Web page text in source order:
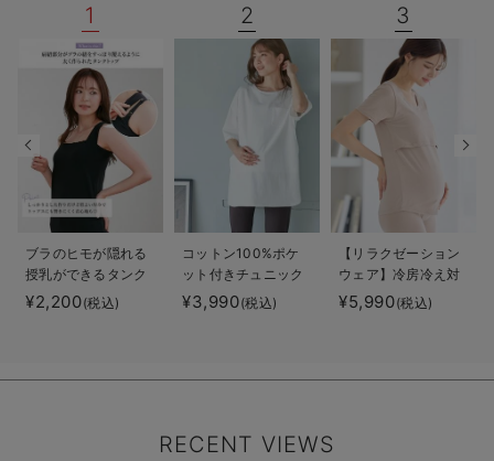
1
ブラのヒモが隠れる
授乳ができるタンク
トップ 抗菌防臭
綿混モダール
¥2,200(税込)
2
コットン100%ポケ
ット付きチュニック
トップス マタニテ
ィ・授乳服【出産後
¥3,990(税込)
3
【リラクゼーション
ウェア】冷房冷え対
策 保温＆リカバリ
ーサポート
efe×ANGELIEBEコ
¥5,990(税込)
RECENT VIEWS